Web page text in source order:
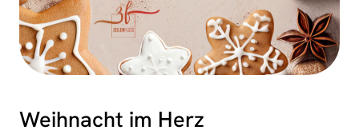
Weihnacht im Herz